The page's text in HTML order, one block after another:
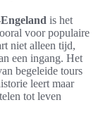
is het
voor populaire
niet alleen tijd,
een ingang. Het
begeleide tours
leert maar
tot leven